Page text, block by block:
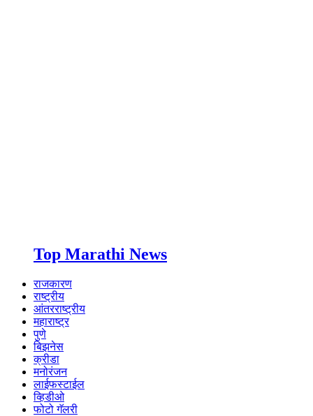
Top Marathi News
राजकारण
राष्ट्रीय
आंतरराष्ट्रीय
महाराष्ट्र
पुणे
बिझनेस
क्रीडा
मनोरंजन
लाईफस्टाईल
व्हिडीओ
फोटो गॅलरी